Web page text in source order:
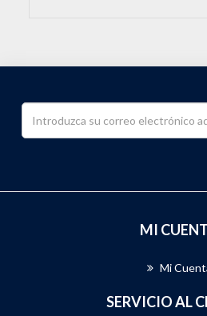
MI
Mi
SERVICIO AL